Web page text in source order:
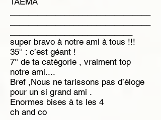
super bravo à notre ami à tous !!!
35° : c’est géant !
7° de ta catégorie , vraiment top
notre ami....
Bref ,Nous ne tarissons pas d’éloge
pour un si grand ami .
Enormes bises à ts les 4
ch and co